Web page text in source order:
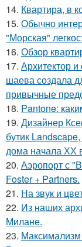
14. Квартира, в
15. Обычно
"Морская"
16. Обзор
17. Архитектор
шаева создала
привычные
18. Pantone:
19. Дизайнер
бутик
дома начала ХХ
20. Аэропорт с
Foster + Partners.
21. На звук и
22. Из наших
Милане.
23. Максимализм